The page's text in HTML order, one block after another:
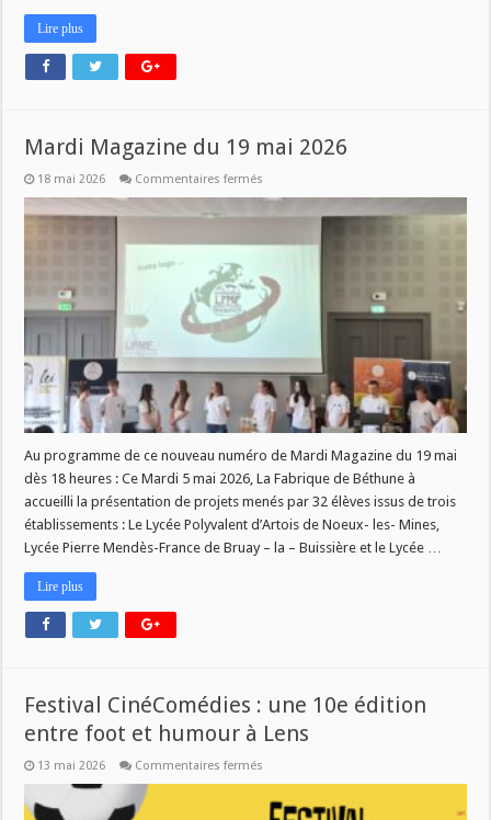
Lire plus
Mardi Magazine du 19 mai 2026
18 mai 2026 Commentaires fermés
mai
Au programme de ce nouveau numéro de Mardi Magazine du 19 mai
dès 18 heures : Ce Mardi 5 mai 2026, La Fabrique de Béthune à
accueilli la présentation de projets menés par 32 élèves issus de trois
établissements : Le Lycée Polyvalent d’Artois de Noeux- les- Mines,
Lycée Pierre Mendès-France de Bruay – la – Buissière et le Lycée …
Lire plus
Festival CinéComédies : une 10e édition
entre foot et humour à Lens
13 mai 2026 Commentaires fermés